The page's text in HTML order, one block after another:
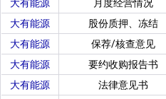
大有能源
月度经营情况
大有能源
股份质押、冻结
大有能源
保荐/核查意见
大有能源
要约收购报告书
大有能源
法律意见书